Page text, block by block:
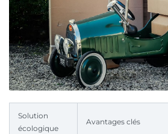
Solution
écologique
Avantages clés